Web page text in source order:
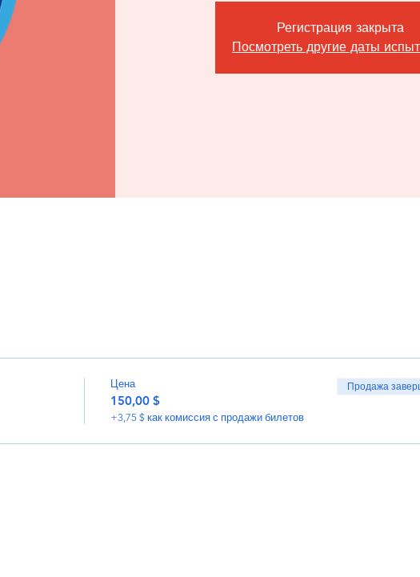
Регистрация закрыта
Посмотреть другие даты
Цена
150,00 $
+3,75 $ как комиссия с продажи билетов
Продажа